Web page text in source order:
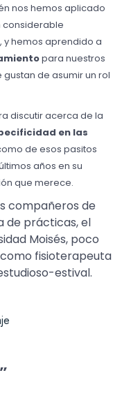
nos hemos aplicado
considerable
hemos aprendido a
para nuestros
de asumir un rol
discutir acerca de la
en las
de esos pasitos
años en su
que merece.
compañeros de
de prácticas, el
Moisés, poco
fisioterapeuta
estival.